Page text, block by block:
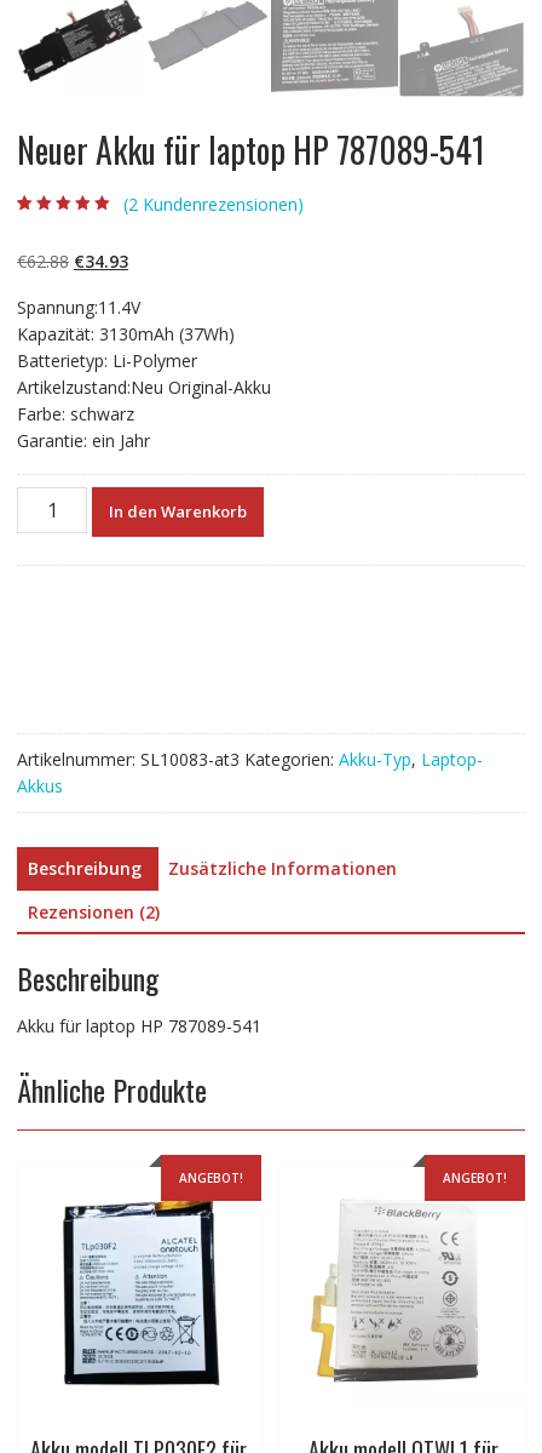
Neuer Akku für laptop HP 787089-541
basierend auf
Kundenbewertun
(2 Kundenrezensionen)
€62.88 Ursprünglicher
war:
€62.88
€34.93Aktueller
ist:
€34.93.
Spannung:11.4V
Kapazität: 3130mAh (37Wh)
Batterietyp: Li-Polymer
Artikelzustand:Neu Original-Akku
Farbe: schwarz
Garantie: ein Jahr
Neuer
In den Warenkorb
Artikelnummer: SL10083-at3 Kategorien: Akku-Typ, Laptop-
Akkus
Beschreibung
Zusätzliche Informationen
Rezensionen (2)
Beschreibung
Akku für laptop HP 787089-541
Ähnliche Produkte
ANGEBOT! ANGEBOT!